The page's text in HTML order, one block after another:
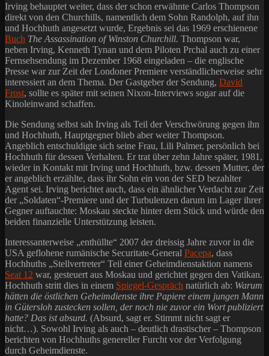
Irving behauptet weiter, dass der schon erwähnte Carlos Thompson
direkt von den Churchills, namentlich dem Sohn Randolph, auf ihn
und Hochhuth angesetzt wurde, Ergebnis sei das 1969 erschienene
Buch The Assassination of Winston Churchill. Thompson war,
neben Irving, Kenneth Tynan und dem Piloten Prchal auch zu einer
Fernsehsendung im Dezember 1968 eingeladen – die englische
Presse war zur Zeit der Londoner Premiere verständlicherweise sehr
interessiert an dem Thema. Der Gastgeber der Sendung, David
Frost, sollte es später mit seinen Nixon-Interviews sogar auf die
Kinoleinwand schaffen.
Die Sendung selbst sah Irving als Teil der Verschwörung gegen ihn
und Hochhuth, Hauptgegner blieb aber weiter Thompson.
Angeblich entschuldigte sich seine Frau, Lili Palmer, persönlich bei
Hochhuth für dessen Verhalten. Er trat über zehn Jahre später, 1981,
wieder in Kontakt mit Irving und Hochhuth, bzw. dessen Mutter, der
er angeblich erzählte, dass ihr Sohn ein von der SED bezahlter
Agent sei. Irving berichtet auch, dass ein ähnlicher Verdacht zur Zeit
der „Soldaten“-Premiere und der Turbulenzen darum im Lager ihrer
Gegner auftauchte: Moskau steckte hinter dem Stück und würde den
beiden finanzielle Unterstützung leisten.
Interessanterweise „enthüllte“ 2007 der dreissig Jahre zuvor in die
USA geflohene rumänische Securitate-General Pacepa, dass
Hochhuths „Stellvertreter“ Teil einer Geheimdienstaktion namens
Seat 12 war, gesteuert aus Moskau und gerichtet gegen den Vatikan.
Hochhuth stritt dies in einem Spiegel-Gespräch natürlich ab: Warum
hätten die östlichen Geheimdienste ihre Papiere einem jungen Mann
in Gütersloh zustecken sollen, der noch nie zuvor ein Wort publiziert
hatte? Das ist absurd. (Absurd, sagt er. Stimmt nicht sagt er
nicht…). Sowohl Irving als auch – deutlich drastischer – Thompson
berichten von Hochhuths genereller Furcht vor der Verfolgung
durch Geheimdienste.